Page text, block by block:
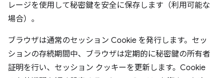
レージを使用して秘密鍵を安全に保存します（利用可能な
場合）。
ブラウザは通常のセッション Cookie を発行します。セッ
ションの存続期間中、ブラウザは定期的に秘密鍵の所有者
証明を行い、セッション クッキーを更新します。Cookie